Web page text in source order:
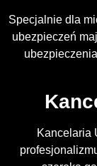
Specjalnie dla
ubezpieczeń
Kancelaria